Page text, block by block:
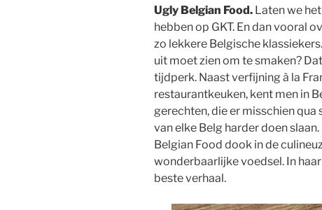
Ugly Belgian Food. Laten we
hebben op GKT. En dan vooral
zo lekkere Belgische
uit moet zien om te smaken?
tijdperk. Naast verfijning à la
restaurantkeuken, kent men in
gerechten, die er misschien qua
van elke Belg harder doen
Belgian Food dook in de
wonderbaarlijke voedsel. In
beste verhaal.